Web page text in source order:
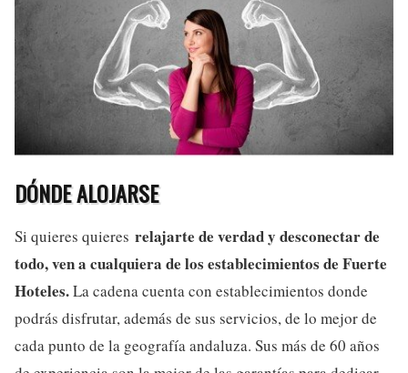
DÓNDE ALOJARSE
Si quieres quieres relajarte de verdad y desconectar de
todo, ven a cualquiera de los establecimientos de Fuerte
Hoteles.La cadena cuenta con establecimientos donde
podrás disfrutar, además de sus servicios, de lo mejor de
cada punto de la geografía andaluza. Sus más de 60 años